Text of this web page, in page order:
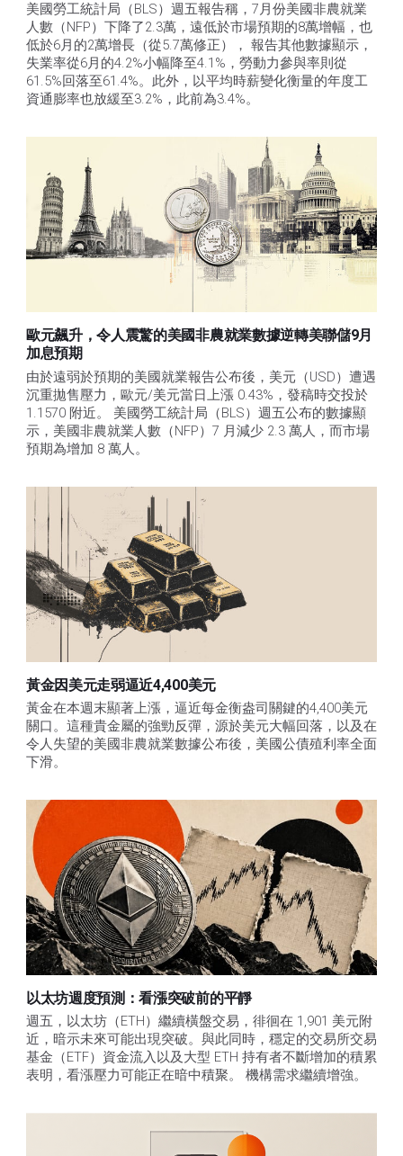
美國勞工統計局（BLS）週五報告稱，7月份美國非農就業
人數（NFP）下降了2.3萬，遠低於市場預期的8萬增幅，也
低於6月的2萬增長（從5.7萬修正）， 報告其他數據顯示，
失業率從6月的4.2%小幅降至4.1%，勞動力參與率則從
61.5%回落至61.4%。此外，以平均時薪變化衡量的年度工
資通膨率也放緩至3.2%，此前為3.4%。
歐元飆升，令人震驚的美國非農就業數據逆轉美聯儲9月
加息預期
由於遠弱於預期的美國就業報告公布後，美元（USD）遭遇
沉重拋售壓力，歐元/美元當日上漲 0.43%，發稿時交投於
1.1570 附近。 美國勞工統計局（BLS）週五公布的數據顯
示，美國非農就業人數（NFP）7 月減少 2.3 萬人，而市場
預期為增加 8 萬人。
黃金因美元走弱逼近4,400美元
黃金在本週末顯著上漲，逼近每金衡盎司關鍵的4,400美元
關口。這種貴金屬的強勁反彈，源於美元大幅回落，以及在
令人失望的美國非農就業數據公布後，美國公債殖利率全面
下滑。
以太坊週度預測：看漲突破前的平靜
週五，以太坊（ETH）繼續橫盤交易，徘徊在 1,901 美元附
近，暗示未來可能出現突破。與此同時，穩定的交易所交易
基金（ETF）資金流入以及大型 ETH 持有者不斷增加的積累
表明，看漲壓力可能正在暗中積聚。 機構需求繼續增強。